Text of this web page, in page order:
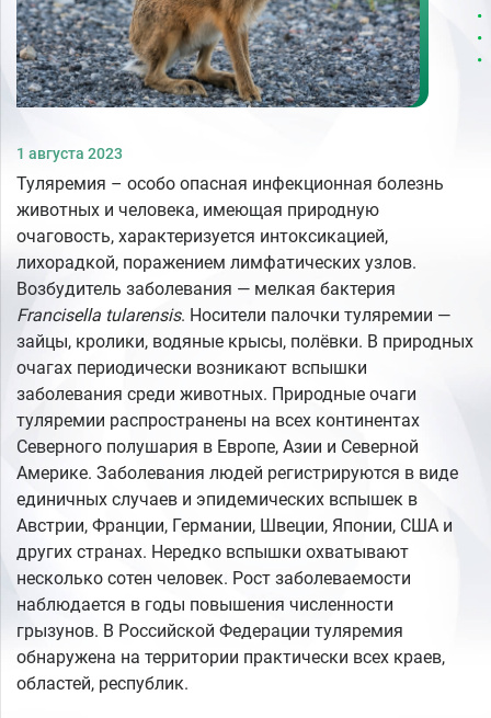
1 августа 2023
Туляремия – особо опасная инфекционная болезнь
животных и человека, имеющая природную
очаговость, характеризуется интоксикацией,
лихорадкой, поражением лимфатических узлов.
Возбудитель заболевания — мелкая бактерия
Francisella tularensis. Носители палочки туляремии —
зайцы, кролики, водяные крысы, полёвки. В природных
очагах периодически возникают вспышки
заболевания среди животных. Природные очаги
туляремии распространены на всех континентах
Северного полушария в Европе, Азии и Северной
Америке. Заболевания людей регистрируются в виде
единичных случаев и эпидемических вспышек в
Австрии, Франции, Германии, Швеции, Японии, США и
других странах. Нередко вспышки охватывают
несколько сотен человек. Рост заболеваемости
наблюдается в годы повышения численности
грызунов. В Российской Федерации туляремия
обнаружена на территории практически всех краев,
областей, республик.